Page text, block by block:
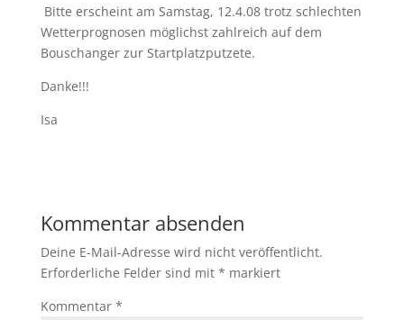
Bitte erscheint am Samstag, 12.4.08 trotz schlechten
Wetterprognosen möglichst zahlreich auf dem
Bouschanger zur Startplatzputzete.
Danke!!!
Isa
Kommentar absenden
Deine E-Mail-Adresse wird nicht veröffentlicht.
Erforderliche Felder sind mit * markiert
Kommentar *